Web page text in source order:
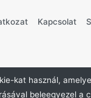
Kapcsolat
kat használ,
beleegyezel a